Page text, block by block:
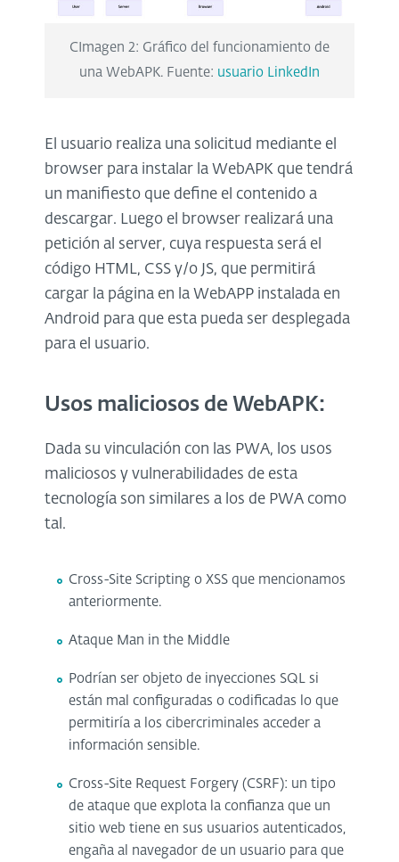
CImagen 2: Gráfico del funcionamiento de
una WebAPK. Fuente: usuario LinkedIn
El usuario realiza una solicitud mediante el
browser para instalar la WebAPK que tendrá
un manifiesto que define el contenido a
descargar. Luego el browser realizará una
petición al server, cuya respuesta será el
código HTML, CSS y/o JS, que permitirá
cargar la página en la WebAPP instalada en
Android para que esta pueda ser desplegada
para el usuario.
Usos maliciosos de WebAPK:
Dada su vinculación con las PWA, los usos
maliciosos y vulnerabilidades de esta
tecnología son similares a los de PWA como
tal.
Cross-Site Scripting o XSS que mencionamos
anteriormente.
Ataque Man in the Middle
Podrían ser objeto de inyecciones SQL si
están mal configuradas o codificadas lo que
permitiría a los cibercriminales acceder a
información sensible.
Cross-Site Request Forgery (CSRF): un tipo
de ataque que explota la confianza que un
sitio web tiene en sus usuarios autenticados,
engaña al navegador de un usuario para que